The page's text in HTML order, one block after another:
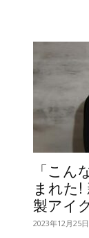
「こん
まれた!
製アイ
2023年12月25日